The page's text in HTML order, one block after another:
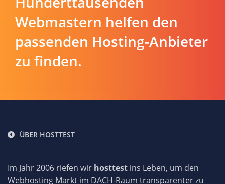
Webmastern helfen den
passenden Hosting-Anbieter
zu finden.
ÜBER HOSTTEST
Im Jahr 2006 riefen wir hosttest ins Leben, um den
Webhosting Markt im DACH-Raum transparenter zu